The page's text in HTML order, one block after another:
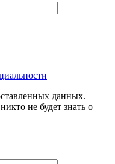
данных.
не будет знать о